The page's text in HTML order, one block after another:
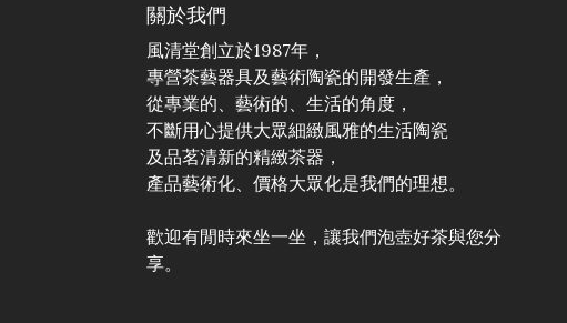
關於我們
風清堂創立於1987年，
專營茶藝器具及藝術陶瓷的開發生產，
從專業的、藝術的、生活的角度，
不斷用心提供大眾細緻風雅的生活陶瓷
及品茗清新的精緻茶器，
產品藝術化、價格大眾化是我們的理想。
歡迎有閒時來坐一坐，讓我們泡壺好茶與您分
享。